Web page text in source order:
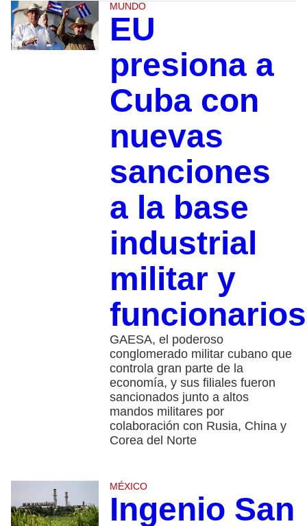
MUNDO
EU
presiona a
Cuba con
nuevas
sanciones
a la base
industrial
militar y
funcionarios
GAESA, el poderoso
conglomerado militar cubano que
controla gran parte de la
economía, y sus filiales fueron
sancionados junto a altos
mandos militares por
colaboración con Rusia, China y
Corea del Norte
MÉXICO
Ingenio San